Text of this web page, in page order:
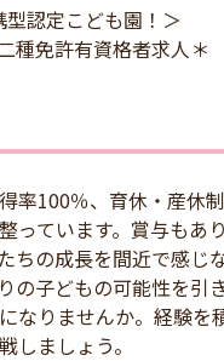
認定こども園！＞
種免許有資格者求人＊
率100％、育休・産休
っています。賞与もあ
ちの成長を間近で感じ
の子どもの可能性を引
なりませんか。経験を
しましょう。